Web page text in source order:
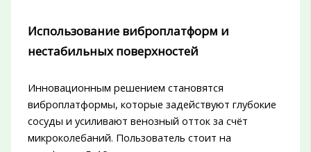
Использование виброплатформ и
нестабильных поверхностей
Инновационным решением становятся
виброплатформы, которые задействуют глубокие
сосуды и усиливают венозный отток за счёт
микроколебаний. Пользователь стоит на